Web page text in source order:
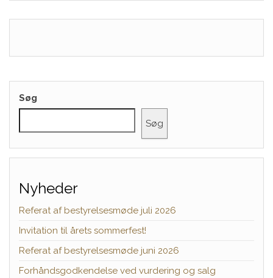
Søg
Søg
Nyheder
Referat af bestyrelsesmøde juli 2026
Invitation til årets sommerfest!
Referat af bestyrelsesmøde juni 2026
Forhåndsgodkendelse ved vurdering og salg